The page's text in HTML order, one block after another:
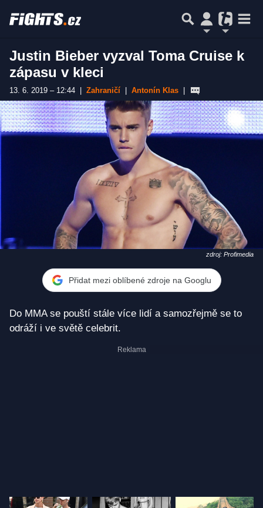
Justin Bieber vyzval Toma Cruise k
zápasu v kleci
13. 6. 2019 – 12:44 Zahraničí Antonín Klas
zdroj: Profimedia
Přidat mezi oblíbené zdroje na Googlu
Do MMA se pouští stále více lidí a samozřejmě se to
odráží i ve světě celebrit.